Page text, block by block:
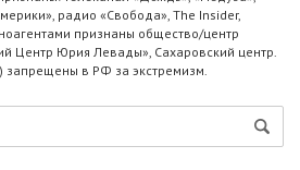
радио «Свобода», The Insider,
признаны общество/центр
Центр Юрия Левады», Сахаровский центр.
запрещены в РФ за экстремизм.